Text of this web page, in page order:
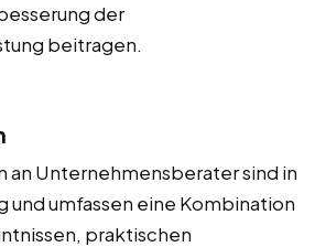
der
beitragen.
an Unternehmensberater sind in
und umfassen eine Kombination
praktischen